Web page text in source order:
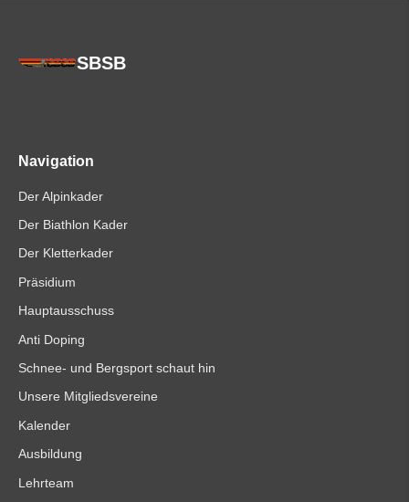
SBSB
Navigation
Der Alpinkader
Der Biathlon Kader
Der Kletterkader
Präsidium
Hauptausschuss
Anti Doping
Schnee- und Bergsport schaut hin
Unsere Mitgliedsvereine
Kalender
Ausbildung
Lehrteam